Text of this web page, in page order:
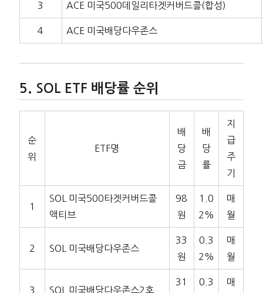
3 ACE 미국500데일리타겟커버드콜(합성)
4 ACE 미국배당다우존스
SOL ETF 배당률 순위
순
위
ETF명
배
당
금
배
당
률
지
급
주
기
1
SOL 미국500타겟커버드콜
액티브
98
원
1.0
2%
매
월
2 SOL 미국배당다우존스
33
원
0.3
2%
매
월
3 SOL 미국배당다우존스2호
31 0.3 매